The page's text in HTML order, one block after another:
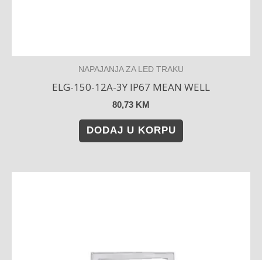
NAPAJANJA ZA LED TRAKU
ELG-150-12A-3Y IP67 MEAN WELL
80,73 KM
DODAJ U KORPU